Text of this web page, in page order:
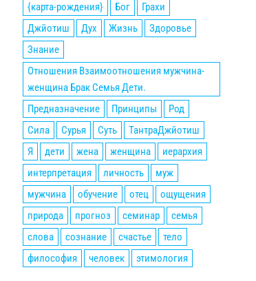
{карта-рождения}
Бог
Грахи
Джйотиш
Дух Жизнь
Здоровье
Знание
Отношения Взаимоотношения мужчина-
женщина Брак Семья Дети.
Предназначение
Принципы
Род
Сила
Сурья Суть
ТантраДжйотиш
Я
дети жена женщина
иерархия
интерпретация
личность
муж
мужчина
обучение отец
ощущения
природа
прогноз семинар
семья
слова
сознание счастье
тело
философия
человек этимология